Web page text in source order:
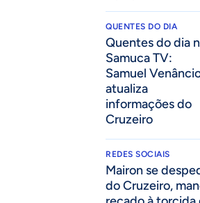
QUENTES DO DIA
Quentes do dia
Samuca TV:
Samuel
atualiza
informações do
Cruzeiro
REDES SOCIAIS
Mairon se
do Cruzeiro,